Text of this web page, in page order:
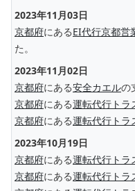
2023年11月03日
京都府にあるEI代行京都営
た。
2023年11月02日
京都府にある安全カエルの
京都府にある運転代行トラ
京都府にある運転代行トラ
2023年10月19日
京都府にある運転代行トラ
京都府にある運転代行トラ